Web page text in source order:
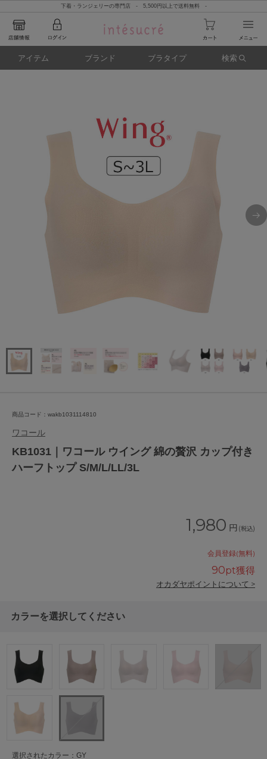
下着・ランジェリーの専門店 - 5,500円以上で送料無料 -
アイテム ブランド ブラタイプ 検索
商品コード：wakb1031114810
ワコール
KB1031｜ワコール ウイング 綿の贅沢 カップ付き
ハーフトップ S/M/L/LL/3L
1,980 円 (税込)
会員登録(無料)
90pt獲得
オカダヤポイントについて >
カラーを選択してください
選択されたカラー：GY